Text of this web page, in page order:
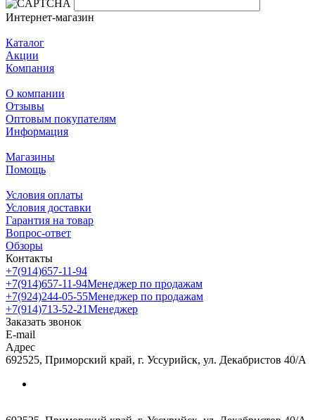
Интернет-магазин
Каталог
Акции
Компания
О компании
Отзывы
Оптовым покупателям
Информация
Магазины
Помощь
Условия оплаты
Условия доставки
Гарантия на товар
Вопрос-ответ
Обзоры
Контакты
+7(914)657-11-94
+7(914)657-11-94Менеджер по продажам
+7(924)244-05-55Менеджер по продажам
+7(914)713-52-21Менеджер
Заказать звонок
E-mail
Адрес
692525, Приморский край, г. Уссурийск, ул. Декабристов 40/А